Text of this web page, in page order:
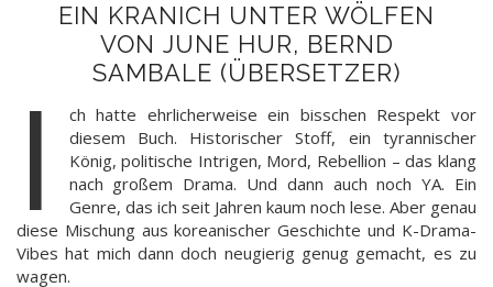
EIN KRANICH UNTER WÖLFEN
VON JUNE HUR, BERND
SAMBALE (ÜBERSETZER)
I
ch hatte ehrlicherweise ein bisschen Respekt vor
diesem Buch. Historischer Stoff, ein tyrannischer
König, politische Intrigen, Mord, Rebellion – das klang
nach großem Drama. Und dann auch noch YA. Ein
Genre, das ich seit Jahren kaum noch lese. Aber genau
diese Mischung aus koreanischer Geschichte und K-Drama-
Vibes hat mich dann doch neugierig genug gemacht, es zu
wagen.